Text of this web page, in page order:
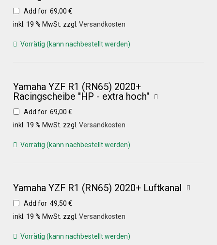
Impressum
Datenschutzerklärung
Zahlungsarten
Add for 69,00€
inkl. 19 % MwSt. zzgl. Versandkosten
Vorrätig (kann nachbestellt werden)
Yamaha YZF R1 (RN65) 2020+
Racingscheibe "HP - extra hoch"
Add for 69,00€
inkl. 19 % MwSt. zzgl. Versandkosten
Vorrätig (kann nachbestellt werden)
Yamaha YZF R1 (RN65) 2020+ Luftkanal
Add for 49,50€
inkl. 19 % MwSt. zzgl. Versandkosten
Vorrätig (kann nachbestellt werden)